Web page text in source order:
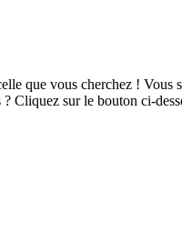
que vous cherchez ! Vous
Cliquez sur le bouton ci-